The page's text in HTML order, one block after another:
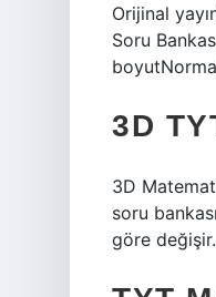
Orijinal
Soru
3D
3D
soru
göre